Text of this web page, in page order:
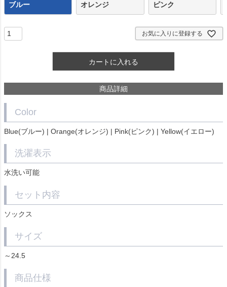
ブルー オレンジ ピンク
お気に入りに登録する
カートに入れる
商品詳細
Color
Blue(ブルー) | Orange(オレンジ) | Pink(ピンク) | Yellow(イエロー)
洗濯表示
水洗い可能
セット内容
ソックス
サイズ
～24.5
商品仕様